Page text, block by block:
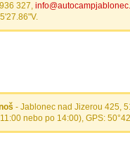
327,
- Jablonec nad Jizerou 425,
nebo po 14:00), GPS: